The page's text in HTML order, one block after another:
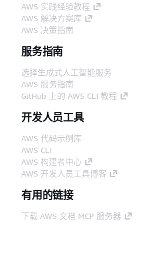
AWS 实践经验教程
AWS 解决方案库
AWS 决策指南
服务指南
选择生成式人工智能服务
AWS 服务指南
GitHub 上的 AWS CLI 教程
开发人员工具
AWS 代码示例库
AWS CLI
AWS 构建者中心
AWS 开发人员工具博客
有用的链接
下载 AWS 文档 MCP 服务器